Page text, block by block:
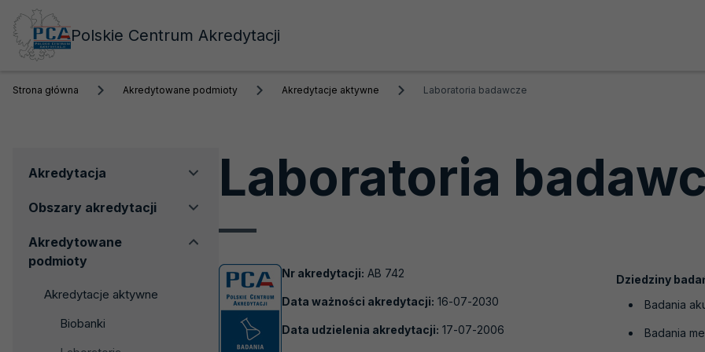
Polskie Centrum Akredytacji
Strona główna Akredytowane podmioty Akredytacje aktywne Laboratoria badawcze
Menu
Akredytacja
Obszary akredytacji
Akredytowane
podmioty
Akredytacje aktywne
Biobanki
Laboratoria
Nr akredytacji: AB 742
Data ważności akredytacji: 16-07-2030
Data udzielenia akredytacji: 17-07-2006
Dziedziny
Badania
Badania